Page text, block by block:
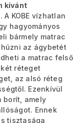
kívánt
. A KOBE vízhatlan
hagyományos
bármely matrac
az ágybetét
a matrac felső
réteget
az alsó réteg
Ezenkívül
borít, amely
Ennek
tisztasága